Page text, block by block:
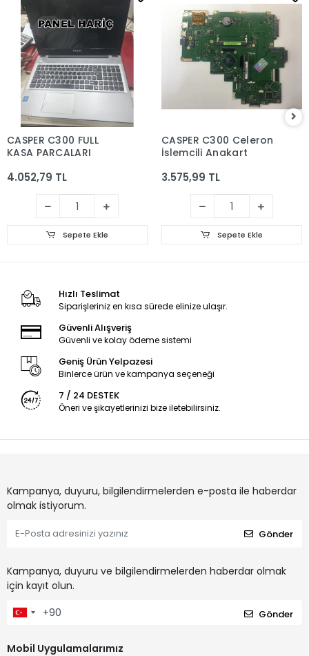
CASPER C300 FULL
KASA PARCALARI
4.052,79 TL
Sepete Ekle
CASPER C300 Celeron
İşlemcili Anakart
3.575,99 TL
Sepete Ekle
Hızlı Teslimat
Siparişleriniz en kısa sürede elinize ulaşır.
Güvenli Alışveriş
Güvenli ve kolay ödeme sistemi
Geniş Ürün Yelpazesi
Binlerce ürün ve kampanya seçeneği
7 / 24 DESTEK
Öneri ve şikayetlerinizi bize iletebilirsiniz.
Kampanya, duyuru, bilgilendirmelerden e-posta ile haberdar
olmak istiyorum.
Gönder
Kampanya, duyuru ve bilgilendirmelerden haberdar olmak
için kayıt olun.
Gönder
Mobil Uygulamalarımız